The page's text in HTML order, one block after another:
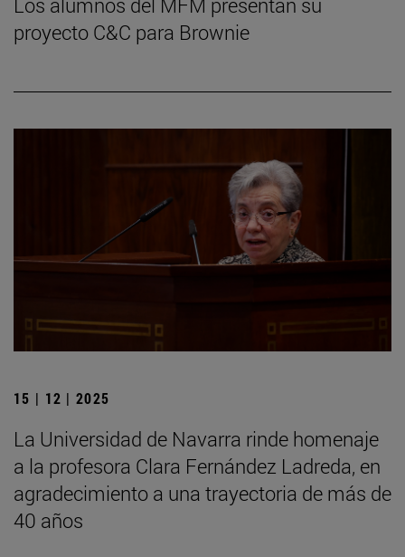
proyecto C&C para Brownie
15 | 12 | 2025
La Universidad de Navarra rinde homenaje
a la profesora Clara Fernández Ladreda, en
agradecimiento a una trayectoria de más de
40 años